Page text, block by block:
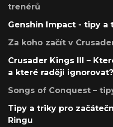
trenérů
Genshin Impact - tipy a
Za koho začít v
Crusader Kings III –
a které raději ignorovat?
Songs of Conquest –
Tipy a triky pro
Ringu